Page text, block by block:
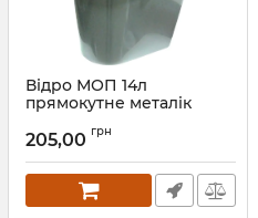
Відро МОП 14л
прямокутне металік
205,00 грн